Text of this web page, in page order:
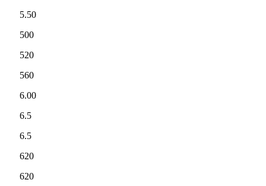
5.50
500
520
560
6.00
6.5
6.5
620
620